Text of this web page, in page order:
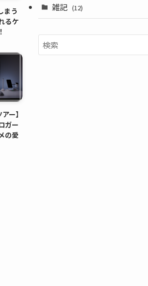
まう
るケ
ー】
ガー
の愛
(9)
雑記 (12)